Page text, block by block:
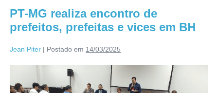
PT-MG realiza encontro de
prefeitos, prefeitas e vices em BH
Jean Piter | Postado em 14/03/2025